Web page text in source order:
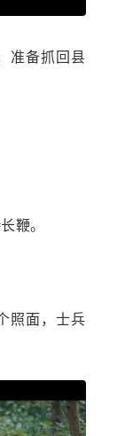
准备抓回县
鞭。
照面，士兵